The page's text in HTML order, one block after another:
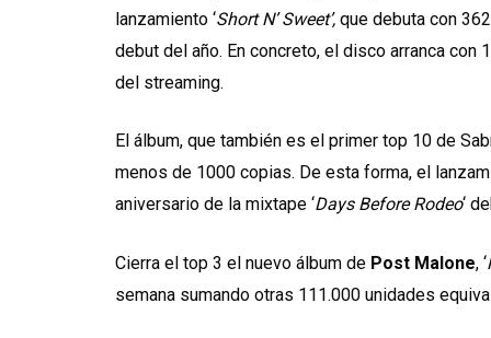
lanzamiento ‘Short N’ Sweet’, que debuta con
debut del año. En concreto, el disco arranca
del streaming.
El álbum, que también es el primer top 10 de
menos de 1000 copias. De esta forma, el
aniversario de la mixtape ‘Days Before Rodeo‘
Cierra el top 3 el nuevo álbum de Post Malone, ‘
semana sumando otras 111.000 unidades